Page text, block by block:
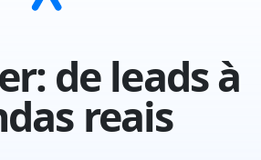
: de leads à
reais